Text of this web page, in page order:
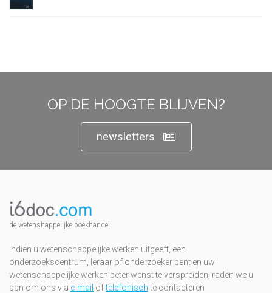
OP DE HOOGTE BLIJVEN?
newsletters
de wetenshappelijke boekhandel
Indien u wetenschappelijke werken uitgeeft, een
onderzoekscentrum, leraar of onderzoeker bent en uw
wetenschappelijke werken beter wenst te verspreiden, raden we u
aan om ons via e-mail oftelefonischte contacteren